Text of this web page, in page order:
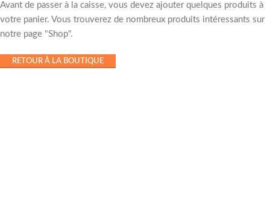
Avant de passer à la caisse, vous devez ajouter quelques produits à
votre panier. Vous trouverez de nombreux produits intéressants sur
notre page "Shop".
RETOUR À LA BOUTIQUE